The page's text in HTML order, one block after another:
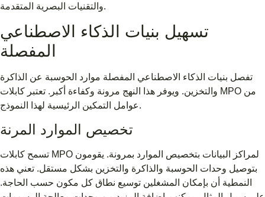
والتقنيات البصرية المتقدمة.
تسهيل بنيات الذكاء الاصطناعي
المفصلة
تفصل بنيات الذكاء الاصطناعي المفصلة موارد الحوسبة عن الذاكرة
والتخزين. ويوفر هذا النهج مرونة وكفاءة أكبر. تعتبر كابلات MPO من
عوامل التمكين الرئيسية لهذا النموذج.
تخصيص الموارد المرنة
تسمح كابلات MPO لمراكز البيانات بتخصيص الموارد بمرونة. يقومون
بتوصيل وحدات الحوسبة والذاكرة والتخزين بشكل مستقل. تعني هذه
النمطية أن بإمكان المشغلين توسيع نطاق كل مكون حسب الحاجة.